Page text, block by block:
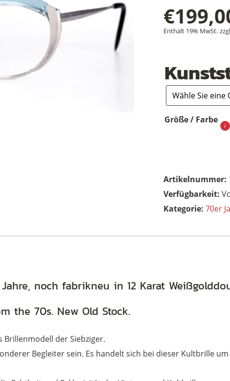
€
Enthält 19% MwSt.
Größe / Farbe
Artikelnummer:
Kategorie: 70er
noch fabrikneu in 12 Karat
the 70s. New Old Stock.
der Siebziger.
Begleiter sein. Es handelt sich bei dieser Kultbrille um